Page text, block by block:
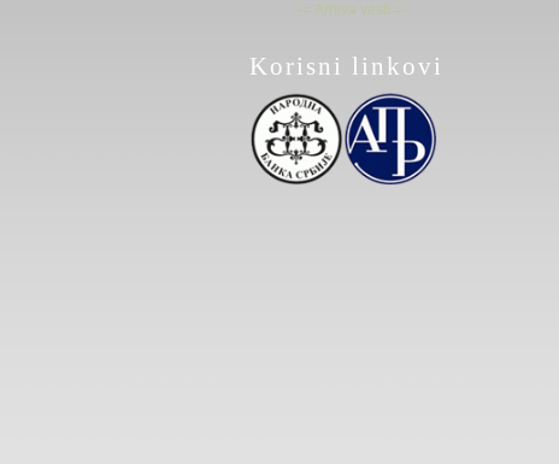
-= Arhiva vesti =-
Korisni linkovi